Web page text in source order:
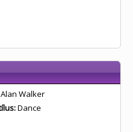
Alan Walker
Dance